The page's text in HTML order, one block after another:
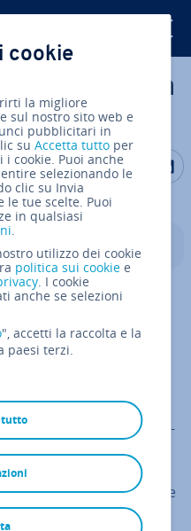
guida
Condividi
è noto per essere un
persone
modi per venderli su
viene definitadrop­
online in cui
che non ha per­so­nal­
tra il cliente e il
di drop­ship­ping e
cookie
la migliore
sul nostro sito web e
pubblicitari in
suAccetta tutto per
cookie. Puoi anche
selezionando le
clic su Invia
le tue scelte. Puoi
in qualsiasi
.
utilizzo dei cookie
politica sui cookie e
. I cookie
anche se selezioni
", accetti la raccolta e la
paesi terzi.
tutto